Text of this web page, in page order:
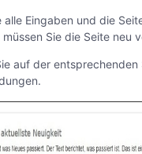
alle Eingaben und die
Sie die Seite neu
auf der entsprechenden